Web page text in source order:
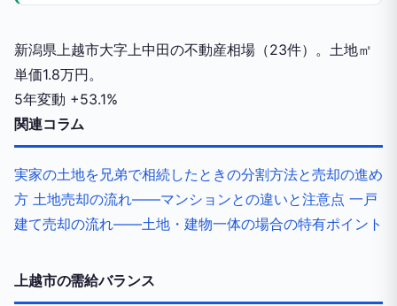
新潟県上越市大字上中田の不動産相場（23件）。土地㎡
単価1.8万円。
5年変動 +53.1%
関連コラム
実家の土地を兄弟で相続したときの分割方法と売却の進め
方 土地売却の流れ——マンションとの違いと注意点 一戸
建て売却の流れ——土地・建物一体の場合の特有ポイント
上越市の需給バランス